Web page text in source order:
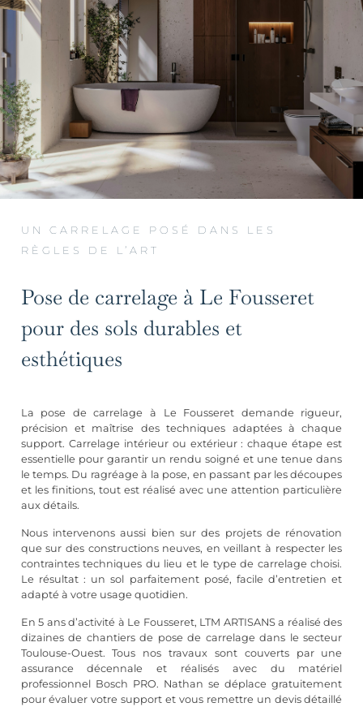
UN CARRELAGE POSÉ DANS LES
RÈGLES DE L’ART
Pose de carrelage à Le Fousseret
pour des sols durables et
esthétiques
La pose de carrelage à Le Fousseret demande rigueur,
précision et maîtrise des techniques adaptées à chaque
support. Carrelage intérieur ou extérieur : chaque étape est
essentielle pour garantir un rendu soigné et une tenue dans
le temps. Du ragréage à la pose, en passant par les découpes
et les finitions, tout est réalisé avec une attention particulière
aux détails.
Nous intervenons aussi bien sur des projets de rénovation
que sur des constructions neuves, en veillant à respecter les
contraintes techniques du lieu et le type de carrelage choisi.
Le résultat : un sol parfaitement posé, facile d’entretien et
adapté à votre usage quotidien.
En 5 ans d’activité à Le Fousseret, LTM ARTISANS a réalisé des
dizaines de chantiers de pose de carrelage dans le secteur
Toulouse-Ouest. Tous nos travaux sont couverts par une
assurance décennale et réalisés avec du matériel
professionnel Bosch PRO. Nathan se déplace gratuitement
pour évaluer votre support et vous remettre un devis détaillé